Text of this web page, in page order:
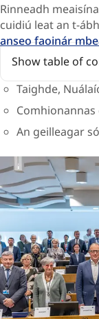
Rinneadh
cuidiú leat an t-
anseo faoinár
Show table of
Taighde,
Comhionannas
An geilleagar